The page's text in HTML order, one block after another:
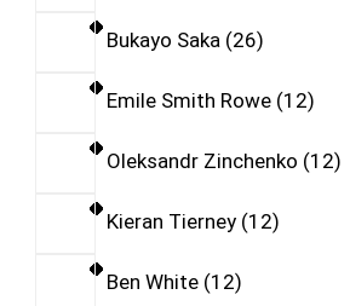
Bukayo Saka 26
Emile Smith Rowe 12
Oleksandr Zinchenko 12
Kieran Tierney 12
Ben White 12